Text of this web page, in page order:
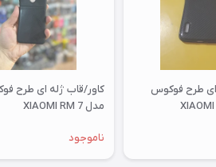
ای طرح فوکوس
کاور/قاب ژله ای طرح
مدل XIAOMI RM 7
ناموجود